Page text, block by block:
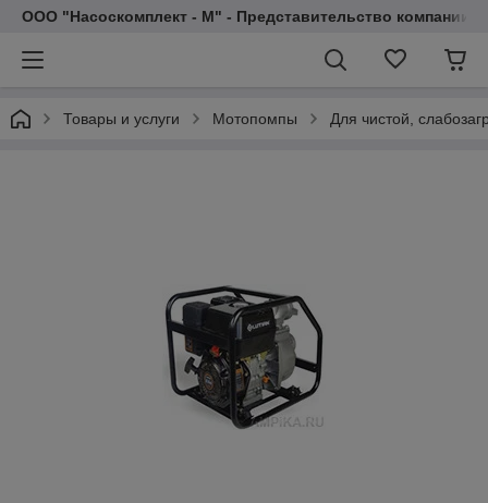
ООО "Насоскомплект - М" - Представительство компании
Товары и услуги Мотопомпы Для чистой,